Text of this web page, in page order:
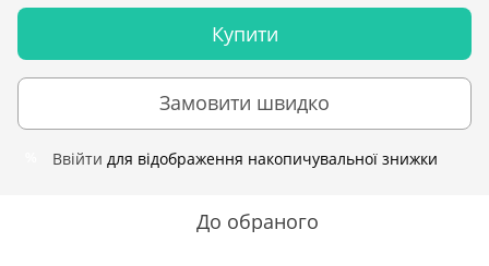
Купити
Замовити швидко
Ввійти для відображення накопичувальної знижки
До обраного